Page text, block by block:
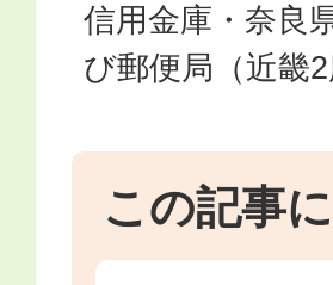
信用金庫・奈良
び郵便局（近畿2
この記事